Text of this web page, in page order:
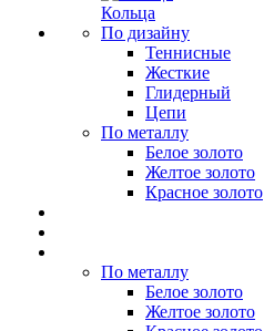
Кольца
По дизайну
Теннисные
Жесткие
Глидерный
Цепи
По металлу
Белое золото
Желтое золото
Красное золото
По металлу
Белое золото
Желтое золото